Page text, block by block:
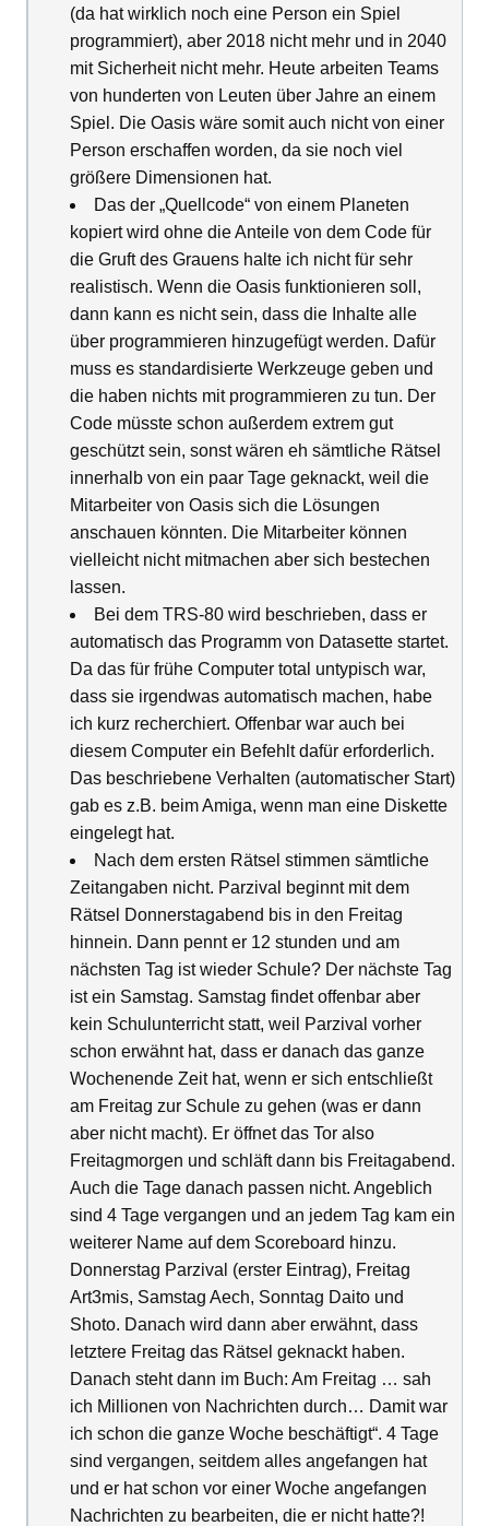
(da hat wirklich noch eine Person ein Spiel
programmiert), aber 2018 nicht mehr und in 2040
mit Sicherheit nicht mehr. Heute arbeiten Teams
von hunderten von Leuten über Jahre an einem
Spiel. Die Oasis wäre somit auch nicht von einer
Person erschaffen worden, da sie noch viel
größere Dimensionen hat.
Das der „Quellcode“ von einem Planeten
kopiert wird ohne die Anteile von dem Code für
die Gruft des Grauens halte ich nicht für sehr
realistisch. Wenn die Oasis funktionieren soll,
dann kann es nicht sein, dass die Inhalte alle
über programmieren hinzugefügt werden. Dafür
muss es standardisierte Werkzeuge geben und
die haben nichts mit programmieren zu tun. Der
Code müsste schon außerdem extrem gut
geschützt sein, sonst wären eh sämtliche Rätsel
innerhalb von ein paar Tage geknackt, weil die
Mitarbeiter von Oasis sich die Lösungen
anschauen könnten. Die Mitarbeiter können
vielleicht nicht mitmachen aber sich bestechen
lassen.
Bei dem TRS-80 wird beschrieben, dass er
automatisch das Programm von Datasette startet.
Da das für frühe Computer total untypisch war,
dass sie irgendwas automatisch machen, habe
ich kurz recherchiert. Offenbar war auch bei
diesem Computer ein Befehlt dafür erforderlich.
Das beschriebene Verhalten (automatischer Start)
gab es z.B. beim Amiga, wenn man eine Diskette
eingelegt hat.
Nach dem ersten Rätsel stimmen sämtliche
Zeitangaben nicht. Parzival beginnt mit dem
Rätsel Donnerstagabend bis in den Freitag
hinnein. Dann pennt er 12 stunden und am
nächsten Tag ist wieder Schule? Der nächste Tag
ist ein Samstag. Samstag findet offenbar aber
kein Schulunterricht statt, weil Parzival vorher
schon erwähnt hat, dass er danach das ganze
Wochenende Zeit hat, wenn er sich entschließt
am Freitag zur Schule zu gehen (was er dann
aber nicht macht). Er öffnet das Tor also
Freitagmorgen und schläft dann bis Freitagabend.
Auch die Tage danach passen nicht. Angeblich
sind 4 Tage vergangen und an jedem Tag kam ein
weiterer Name auf dem Scoreboard hinzu.
Donnerstag Parzival (erster Eintrag), Freitag
Art3mis, Samstag Aech, Sonntag Daito und
Shoto. Danach wird dann aber erwähnt, dass
letztere Freitag das Rätsel geknackt haben.
Danach steht dann im Buch: Am Freitag … sah
ich Millionen von Nachrichten durch… Damit war
ich schon die ganze Woche beschäftigt“. 4 Tage
sind vergangen, seitdem alles angefangen hat
und er hat schon vor einer Woche angefangen
Nachrichten zu bearbeiten, die er nicht hatte?!